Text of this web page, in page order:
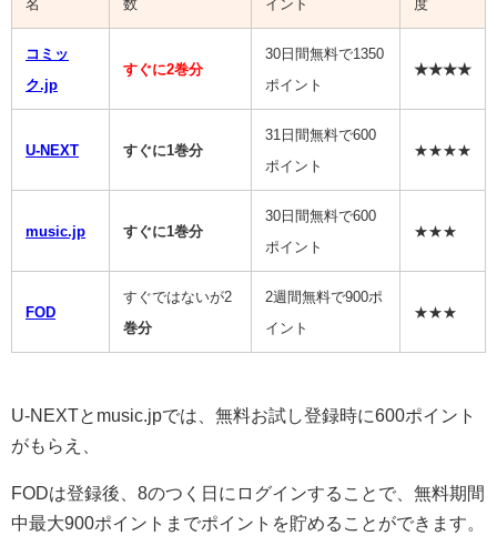
名 数 イント 度
コミッ
ク.jp
すぐに2巻分
30日間無料で1350
ポイント
★★★★
U-NEXT すぐに1巻分
31日間無料で600
ポイント
★★★★
music.jp すぐに1巻分
30日間無料で600
ポイント
★★★
FOD
すぐではないが2
巻分
2週間無料で900ポ
イント
★★★
U-NEXTとmusic.jpでは、無料お試し登録時に600ポイント
がもらえ、
FODは登録後、8のつく日にログインすることで、無料期間
中最大900ポイントまでポイントを貯めることができます。